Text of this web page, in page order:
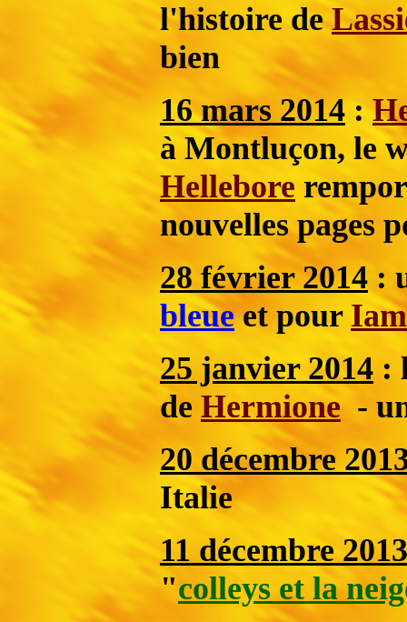
l'histoire de
bien
16 mars 2014 :
à Montluçon, le
Hellebore
nouvelles pages
28 février 2014 :
bleue et pour
25 janvier 2014 :
de Hermione-
20 décembre
Italie
11 décembre 2013
"colleys et la